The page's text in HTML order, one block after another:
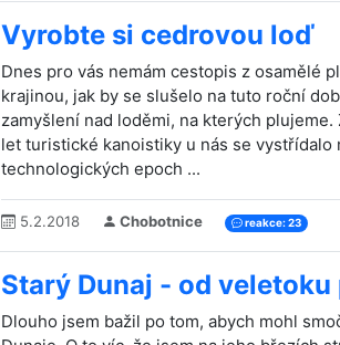
Vyrobte si cedrovou loď
Dnes pro vás nemám cestopis z osamělé
krajinou, jak by se slušelo na tuto roční
zamyšlení nad loděmi, na kterých plujeme.
let turistické kanoistiky u nás se vystřídalo
technologických epoch ...
5.2.2018 Chobotnice reakce: 23
Starý Dunaj - od
Dlouho jsem bažil po tom, abych mohl